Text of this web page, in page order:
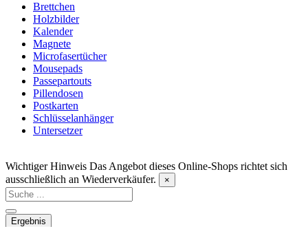
Brettchen
Holzbilder
Kalender
Magnete
Microfasertücher
Mousepads
Passepartouts
Pillendosen
Postkarten
Schlüsselanhänger
Untersetzer
Wichtiger Hinweis Das Angebot dieses Online-Shops richtet sich
ausschließlich an Wiederverkäufer.
×
Search
...
Ergebnis